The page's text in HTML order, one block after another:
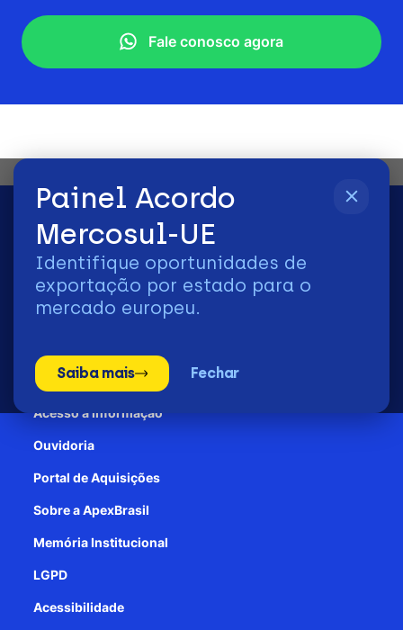
Fale conosco agora
Painel Acordo
Mercosul-UE
Identifique oportunidades de
exportação por estado para o
mercado europeu.
Saiba mais Fechar
2026 | © Todos os Direitos Reservados - ApexBrasil
Patrocínio
Acesso à informação
Ouvidoria
Portal de Aquisições
Sobre a ApexBrasil
Memória Institucional
LGPD
Acessibilidade